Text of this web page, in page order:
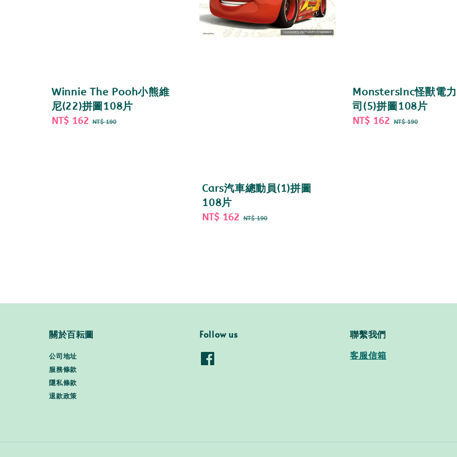
Winnie The Pooh小熊維
尼(22)拼圖108片
Sale
NT$ 162 Regular
NT$ 190
Cars汽車總動員(1)拼圖
108片
Sale
NT$ 162 Regular
NT$ 190
MonstersInc怪獸電
司(5)拼圖108片
Sale
NT$ 162 Regular
NT$ 190
關於百耘圖
公司地址
服務條款
隱私條款
退款政策
Follow us 聯繫我們
客服信箱